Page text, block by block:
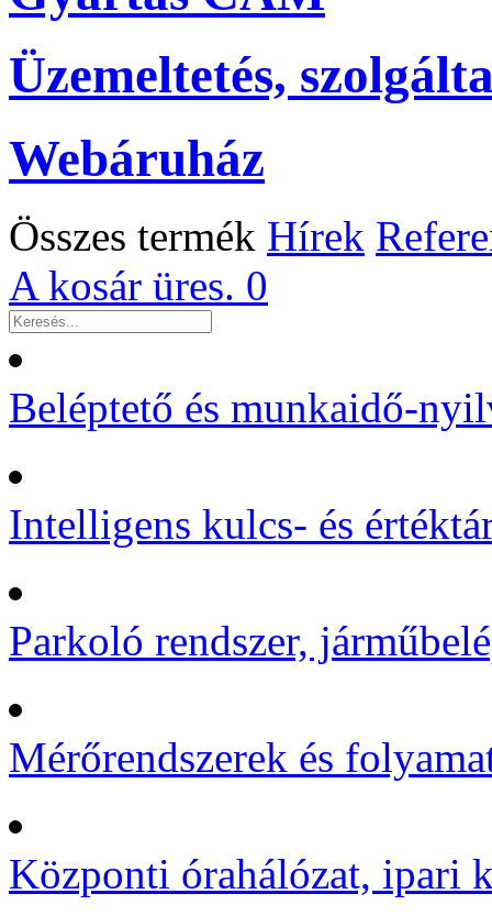
Üzemeltetés,
Webáruház
Összes termék Hírek
A kosár üres. 0
Beléptető és munkaidő-
Intelligens kulcs- és
Parkoló rendszer,
Mérőrendszerek és
Központi órahálózat, ipari